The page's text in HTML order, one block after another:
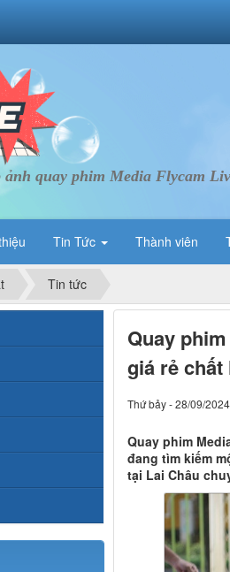
ảnh quay phim Media Flycam
Tin Tức Thành viên
Tin tức
Quay
giá rẻ
Thứ bảy - 28/09/
Quay phim
đang tìm kiếm
tại Lai Châu